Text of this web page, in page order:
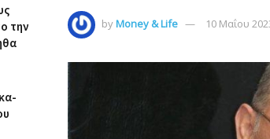
byMoney & Life 10 Μαΐου
την